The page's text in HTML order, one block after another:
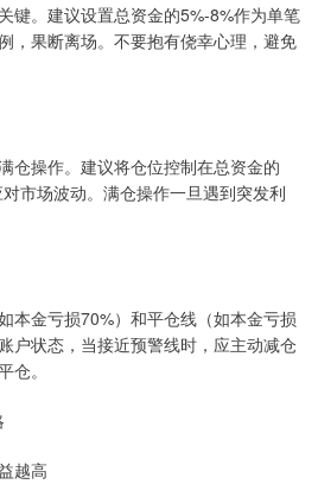
键。建议设置总资金的5%-8%作为单笔
，果断离场。不要抱有侥幸心理，避免
仓操作。建议将仓位控制在总资金的
市场波动。满仓操作一旦遇到突发利
本金亏损70%）和平仓线（如本金亏损
户状态，当接近预警线时，应主动减仓
。
越高